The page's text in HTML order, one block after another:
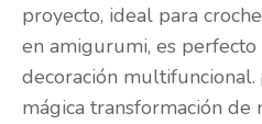
proyecto, ideal para
en amigurumi, es
decoración multifuncional.
mágica transformación de